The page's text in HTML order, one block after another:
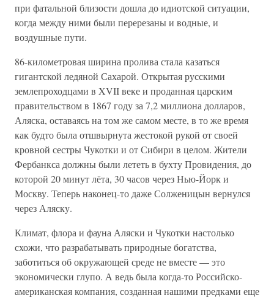
при фатальной близости дошла до идиотской ситуации,
когда между ними были перерезаны и водные, и
воздушные пути.
86-километровая ширина пролива стала казаться
гигантской ледяной Сахарой. Открытая русскими
землепроходцами в XVII веке и проданная царским
правительством в 1867 году за 7,2 миллиона долларов,
Аляска, оставаясь на том же самом месте, в то же время
как будто была отшвырнута жестокой рукой от своей
кровной сестры Чукотки и от Сибири в целом. Жители
Фербанкса должны были лететь в бухту Провидения, до
которой 20 минут лёта, 30 часов через Нью-Йорк и
Москву. Теперь наконец-то даже Солженицын вернулся
через Аляску.
Климат, флора и фауна Аляски и Чукотки настолько
схожи, что разрабатывать природные богатства,
заботиться об окружающей среде не вместе — это
экономически глупо. А ведь была когда-то Российско-
американская компания, созданная нашими предками еще